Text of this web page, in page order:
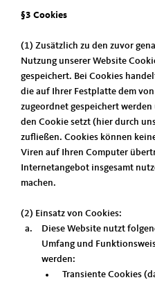
§3 Cookies
(1) Zusätzlich zu den zuvor
Nutzung unserer Website
gespeichert. Bei Cookies
die auf Ihrer Festplatte dem
zugeordnet gespeichert
den Cookie setzt (hier durch
zufließen. Cookies können
Viren auf Ihren Computer
Internetangebot insgesamt
machen.
(2) Einsatz von Cookies:
Diese Website nutzt
Umfang und
werden:
Transiente Cookies